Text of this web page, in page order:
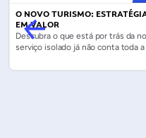
O NOVO TURISMO:
EM VALOR
Descubra o que está por trás da
serviço isolado já não conta toda